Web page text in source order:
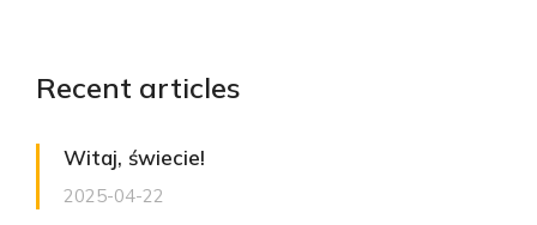
Recent articles
Witaj, świecie!
2025-04-22